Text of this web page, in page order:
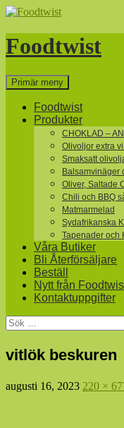
Hoppa
innehåll
Foodtwist
Sök
Primär meny
Foodtwist
Produkter
CHOKLAD –
Olivoljor extra
Smaksatt
Balsamvinäger
Oliver, Saltade
Chili och BBQ
Matmarmelad
Sydafrikanska
Tapenader och
Våra Butiker
Bli Återförsäljare
Beställ
Nytt från
Kontaktuppgifter
Sök
efter:
vitlök beskuren
augusti 16, 2023 220 ×